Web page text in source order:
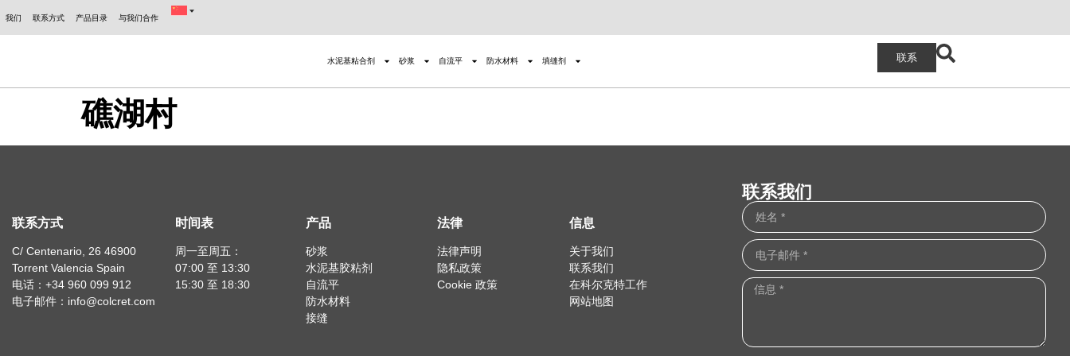
我们 联系方式 产品目录 与我们合作
水泥基粘合剂 砂浆 自流平 防水材料 填缝剂 联系
礁湖村
联系方式
C/ Centenario, 26 46900
Torrent Valencia Spain
电话：+34 960 099 912
电子邮件：info@colcret.com
时间表
周一至周五：
07:00 至 13:30
15:30 至 18:30
产品
砂浆
水泥基胶粘剂
自流平
防水材料
接缝
法律
法律声明
隐私政策
Cookie 政策
信息
关于我们
联系我们
在科尔克特工作
网站地图
联系我们